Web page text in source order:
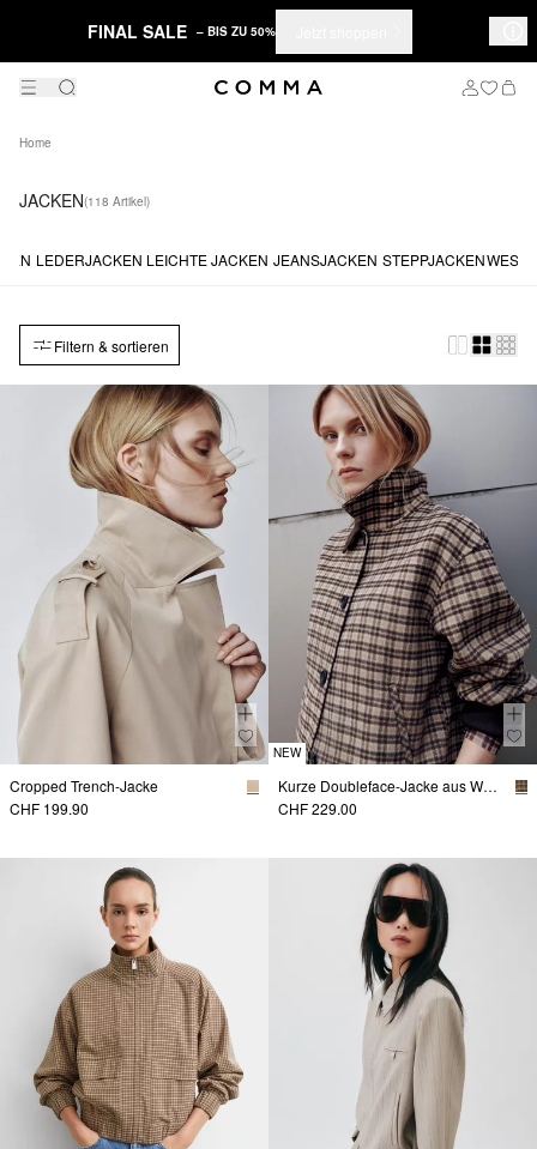
FINAL SALE – BIS ZU 50%
Home
JACKEN(118 Artikel)
LEDERJACKEN LEICHTE JACKEN JEANSJACKEN STEPPJACKEN
Filtern & sortieren
Cropped Trench-Jacke
CHF 199.90
NEW
Kurze Doubleface-Jacke aus Wollmix
CHF 229.00